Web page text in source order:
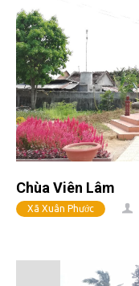
Chùa Viên Lâm
Xã Xuân Phước